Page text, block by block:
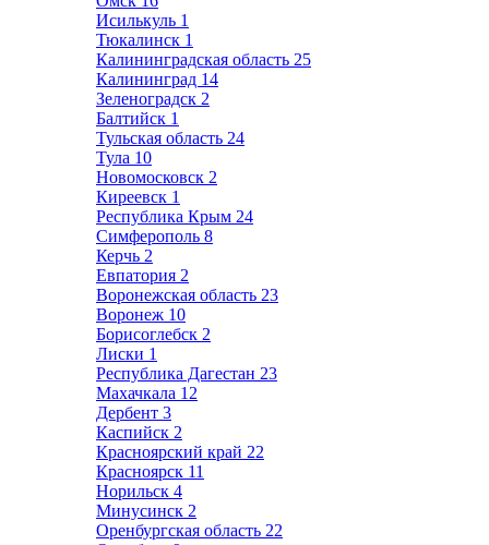
Исилькуль 1
Тюкалинск 1
Калининградская область 25
Калининград 14
Зеленоградск 2
Балтийск 1
Тульская область 24
Тула 10
Новомосковск 2
Киреевск 1
Республика Крым 24
Симферополь 8
Керчь 2
Евпатория 2
Воронежская область 23
Воронеж 10
Борисоглебск 2
Лиски 1
Республика Дагестан 23
Махачкала 12
Дербент 3
Каспийск 2
Красноярский край 22
Красноярск 11
Норильск 4
Минусинск 2
Оренбургская область 22